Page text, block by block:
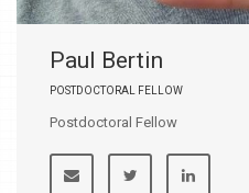
Paul Bertin
POSTDOCTORAL FELLOW
Postdoctoral Fellow